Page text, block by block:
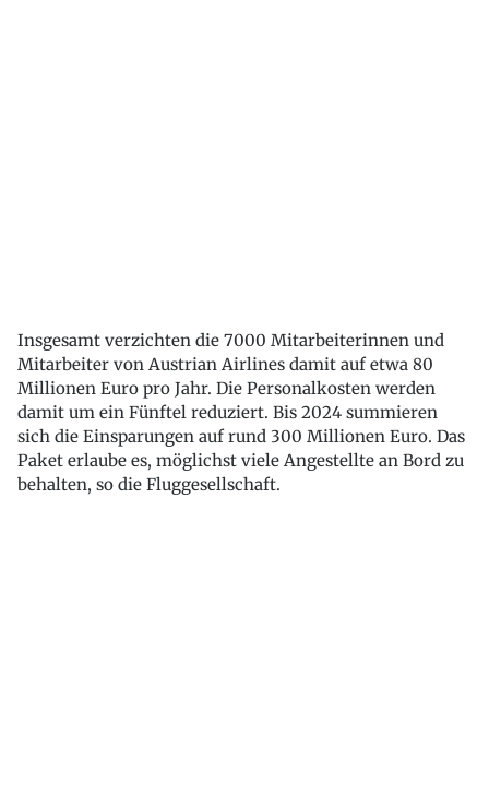
Insgesamt verzichten die 7000 Mitarbeiterinnen und
Mitarbeiter von Austrian Airlines damit auf etwa 80
Millionen Euro pro Jahr. Die Personalkosten werden
damit um ein Fünftel reduziert. Bis 2024 summieren
sich die Einsparungen auf rund 300 Millionen Euro. Das
Paket erlaube es, möglichst viele Angestellte an Bord zu
behalten, so die Fluggesellschaft.